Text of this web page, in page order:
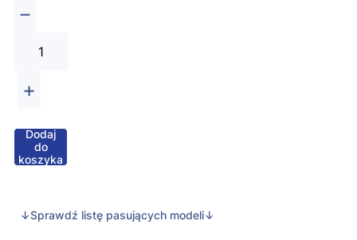
−
+
Dodaj
do
koszyka
↓Sprawdź listę pasujących modeli↓